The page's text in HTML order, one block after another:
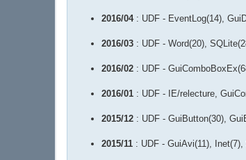
2016/04: UDF - EventLog(14),
2016/03 : UDF - Word(20),
2016/02 : UDF -
2016/01 : UDF - IE/relecture,
2015/12 : UDF - GuiButton(30),
2015/11 : UDF - GuiAvi(11),